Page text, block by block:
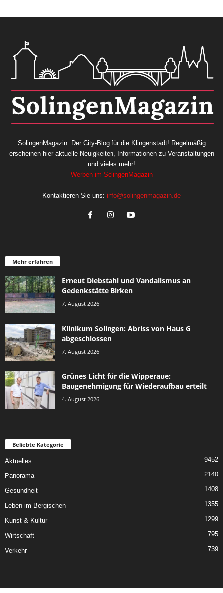
SolingenMagazin: Der City-Blog für die Klingenstadt! Regelmäßig
erscheinen hier aktuelle Neuigkeiten, Informationen zu Veranstaltungen
und vieles mehr!
Werben im SolingenMagazin
Kontaktieren Sie uns: info@solingenmagazin.de
Mehr erfahren
Erneut Diebstahl und Vandalismus an
Gedenkstätte Birken
7. August 2026
Klinikum Solingen: Abriss von Haus G
abgeschlossen
7. August 2026
Grünes Licht für die Wipperaue:
Baugenehmigung für Wiederaufbau erteilt
4. August 2026
Beliebte Kategorie
Aktuelles 9452
Panorama 2140
Gesundheit 1408
Leben im Bergischen 1355
Kunst & Kultur 1299
Wirtschaft 795
Verkehr 739